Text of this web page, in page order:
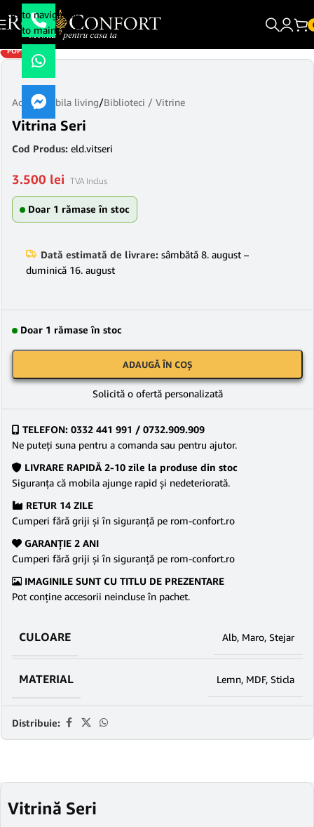
Skip to navigation
Skip to main content
POPULAR
Acasă/Mobila living/Biblioteci / Vitrine
Vitrina Seri
Cod Produs: eld.vitseri
3.500 lei TVA Inclus
Doar 1 rămase în stoc
Dată estimată de livrare: sâmbătă 8. august –
duminică 16. august
Doar 1 rămase în stoc
ADAUGĂ ÎN COȘ
Solicită o ofertă personalizată
TELEFON: 0332 441 991 / 0732.909.909
Ne puteţi suna pentru a comanda sau pentru ajutor.
LIVRARE RAPIDĂ 2-10 zile la produse din stoc
Siguranţa că mobila ajunge rapid şi nedeteriorată.
RETUR 14 ZILE
Cumperi fără griji şi în siguranţă pe rom-confort.ro
GARANŢIE 2 ANI
Cumperi fără griji şi în siguranţă pe rom-confort.ro
IMAGINILE SUNT CU TITLU DE PREZENTARE
Pot conține accesorii neincluse în pachet.
CULOARE Alb, Maro, Stejar
MATERIAL Lemn, MDF, Sticla
Distribuie:
Vitrină Seri